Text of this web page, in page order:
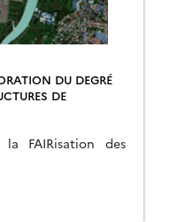
DU DEGRÉ
DE
FAIRisation des